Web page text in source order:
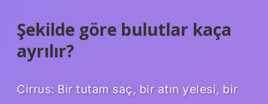
Şekilde göre bulutlar kaça
ayrılır?
Cirrus: Bir tutam saç, bir atın yelesi, bir